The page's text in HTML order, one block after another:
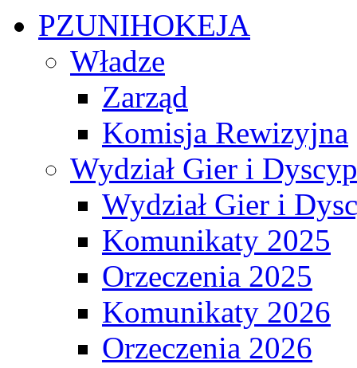
PZUNIHOKEJA
Władze
Zarząd
Komisja Rewizyjna
Wydział Gier i
Wydział Gier i
Komunikaty 2025
Orzeczenia 2025
Komunikaty 2026
Orzeczenia 2026